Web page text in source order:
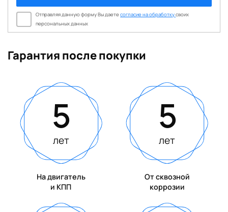
Отправляя данную форму Вы даетесогласие на обработкусвоих
персональных данных
Гарантия после покупки
5
лет
На двигатель
и КПП
5
лет
От сквозной
коррозии